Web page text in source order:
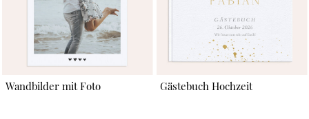
Wandbilder mit Foto Gästebuch Hochzeit